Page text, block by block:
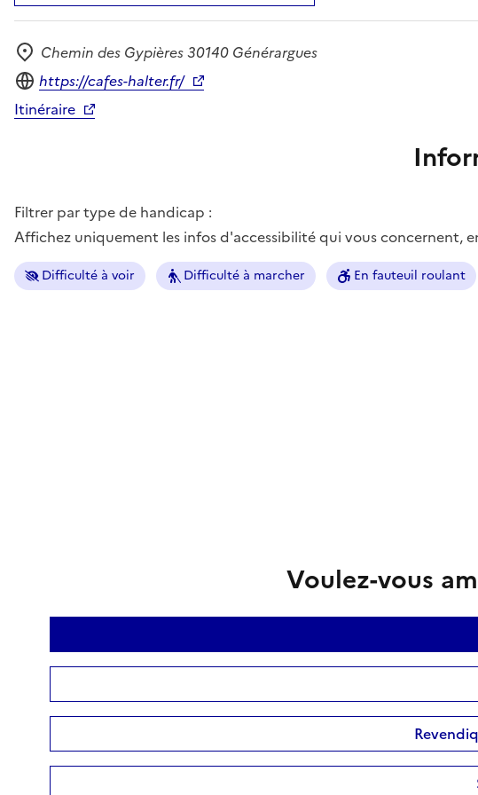
Adresse
Chemin des Gypières 30140 Générargues
Site internet
https://cafes-halter.fr/
Itinéraire
Filtrer par type de handicap :
Affichez uniquement les infos d'accessibilité qui vous concernent,
Difficulté à voir Difficulté à marcher En fauteuil roulant
Voulez-vous